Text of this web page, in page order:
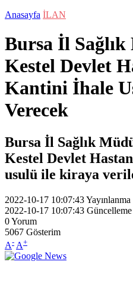
Anasayfa İLAN
Bursa İl
Kestel Devlet
Kantini İhale
Verecek
Bursa İl Sağlık
Kestel Devlet
usulü ile kiraya
2022-10-17 10:07:43Yayınlanma
2022-10-17 10:07:43 Güncelleme
0Yorum
5067 Gösterim
A- A+